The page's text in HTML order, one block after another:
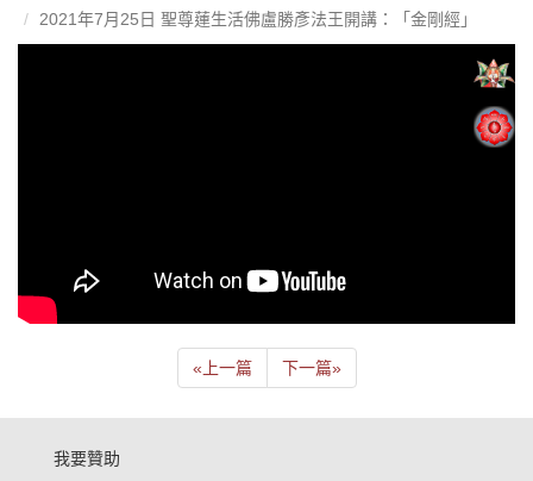
2021年7月25日 聖尊蓮生活佛盧勝彥法王開講：「金剛經」
« 上一篇 下一篇»
我要贊助